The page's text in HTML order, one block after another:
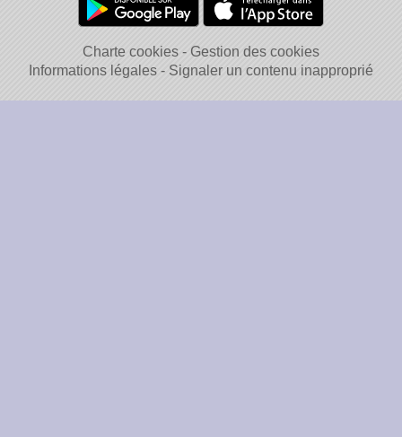
Charte cookies
Gestion des cookies
Informations légales
Signaler un contenu inapproprié